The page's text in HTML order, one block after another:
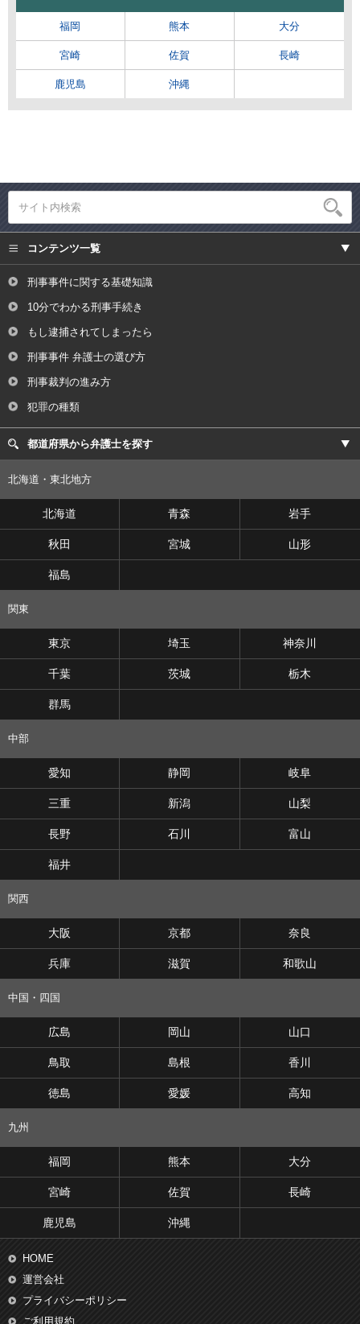
福岡 熊本 大分
宮崎 佐賀 長崎
鹿児島 沖縄
コンテンツ一覧
刑事事件に関する基礎知識
10分でわかる刑事手続き
もし逮捕されてしまったら
刑事事件 弁護士の選び方
刑事裁判の進み方
犯罪の種類
都道府県から弁護士を探す
北海道・東北地方
北海道 青森 岩手
秋田 宮城 山形
福島
関東
東京 埼玉 神奈川
千葉 茨城 栃木
群馬
中部
愛知 静岡 岐阜
三重 新潟 山梨
長野 石川 富山
福井
関西
大阪 京都 奈良
兵庫 滋賀 和歌山
中国・四国
広島 岡山 山口
鳥取 島根 香川
徳島 愛媛 高知
九州
福岡 熊本 大分
宮崎 佐賀 長崎
鹿児島 沖縄
HOME
運営会社
プライバシーポリシー
ご利用規約